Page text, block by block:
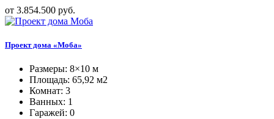
от 3.854.500 руб.
Проект дома «Моба»
Размеры: 8×10 м
Площадь: 65,92 м2
Комнат: 3
Ванных: 1
Гаражей: 0